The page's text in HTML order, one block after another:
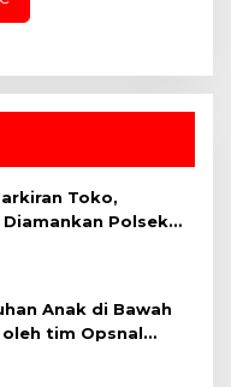
Toko,
Polsek
Anak di Bawah
tim Opsnal
Siak-Polda Riau